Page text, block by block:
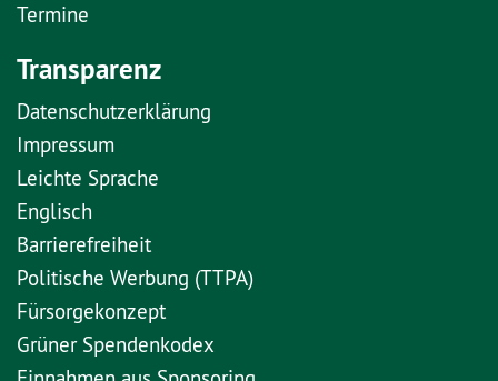
Termine
Transparenz
Datenschutzerklärung
Impressum
Leichte Sprache
Englisch
Barrierefreiheit
Politische Werbung (TTPA)
Fürsorgekonzept
Grüner Spendenkodex